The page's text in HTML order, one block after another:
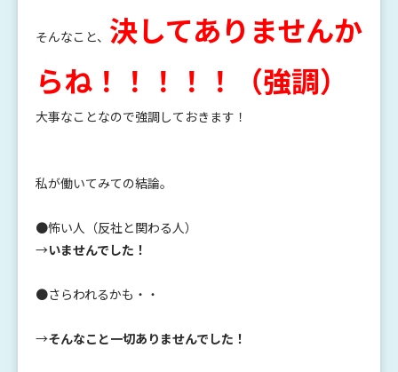
そんなこと、 決してありませんか
らね！！！！！（強調）
大事なことなので強調しておきます！
私が働いてみての結論。
●怖い人（反社と関わる人）
→いませんでした！
●さらわれるかも・・
→そんなこと一切ありませんでした！